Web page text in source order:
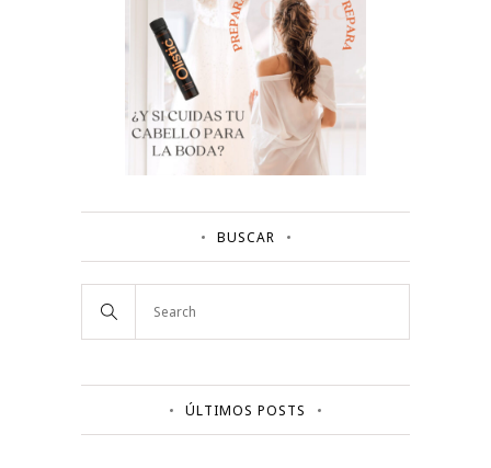
BUSCAR
ÚLTIMOS POSTS